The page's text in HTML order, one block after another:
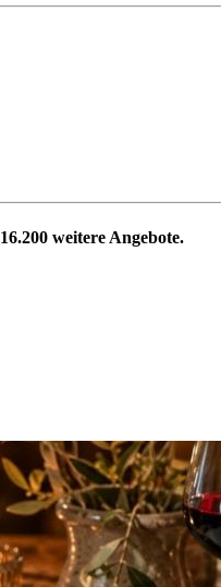
16.200 weitere Angebote.